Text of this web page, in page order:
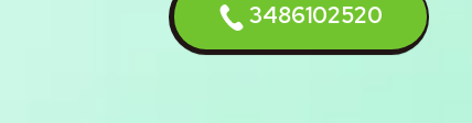
3486102520